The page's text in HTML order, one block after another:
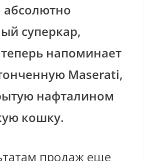
абсолютно
суперкар,
напоминает
Maserati,
нафталином
кошку.
продаж еще